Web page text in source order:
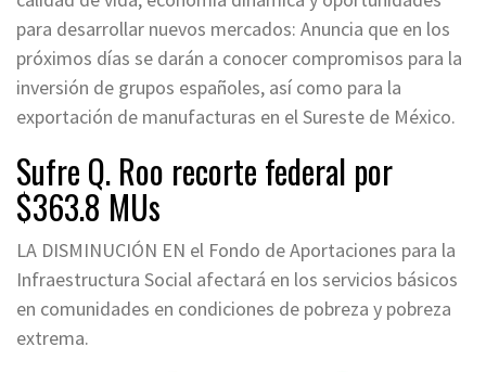
para desarrollar nuevos mercados: Anuncia que en los
próximos días se darán a conocer compromisos para la
inversión de grupos españoles, así como para la
exportación de manufacturas en el Sureste de México.
Sufre Q. Roo recorte federal por
$363.8 MUs
LA DISMINUCIÓN EN el Fondo de Aportaciones para la
Infraestructura Social afectará en los servicios básicos
en comunidades en condiciones de pobreza y pobreza
extrema.